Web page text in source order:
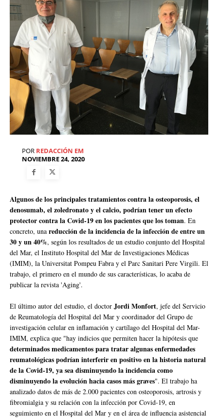
POR REDACCIÓN EM
NOVIEMBRE 24, 2020
Algunos de los principales tratamientos contra la osteoporosis, el
denosumab, el zoledronato y el calcio, podrían tener un efecto
protector contra la Covid-19 en los pacientes que los toman. En
concreto, una reducción de la incidencia de la infección de entre un
30 y un 40%, según los resultados de un estudio conjunto del Hospital
del Mar, el Instituto Hospital del Mar de Investigaciones Médicas
(IMIM), la Universitat Pompeu Fabra y el Parc Sanitari Pere Virgili. El
trabajo, el primero en el mundo de sus características, lo acaba de
publicar la revista 'Aging'.
El último autor del estudio, el doctor Jordi Monfort, jefe del Servicio
de Reumatología del Hospital del Mar y coordinador del Grupo de
investigación celular en inflamación y cartílago del Hospital del Mar-
IMIM, explica que "hay indicios que permiten hacer la hipótesis que
determinados medicamentos para tratar algunas enfermedades
reumatológicas podrían interferir en positivo en la historia natural
de la Covid-19, ya sea disminuyendo la incidencia como
disminuyendo la evolución hacia casos más graves". El trabajo ha
analizado datos de más de 2.000 pacientes con osteoporosis, artrosis y
fibromialgia y su relación con la infección por Covid-19, en
seguimiento en el Hospital del Mar y en el área de influencia asistencial